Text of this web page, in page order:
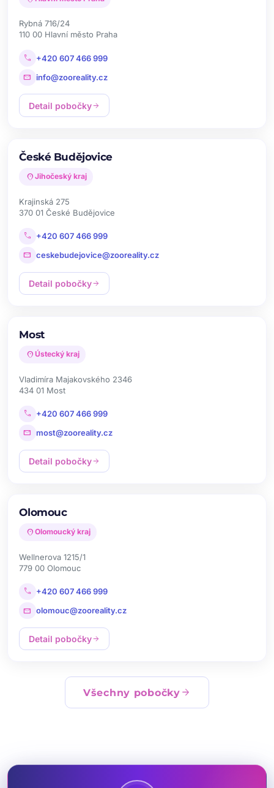
Rybná 716/24
110 00 Hlavní město Praha
call +420 607 466 999
mail info@zooreality.cz
Detail pobočkyarrow_forward
České Budějovice
location_on Jihočeský kraj
Krajinská 275
370 01 České Budějovice
call +420 607 466 999
mail ceskebudejovice@zooreality.cz
Detail pobočkyarrow_forward
Most
location_on Ústecký kraj
Vladimíra Majakovského 2346
434 01 Most
call +420 607 466 999
mail most@zooreality.cz
Detail pobočkyarrow_forward
Olomouc
location_on Olomoucký kraj
Wellnerova 1215/1
779 00 Olomouc
call +420 607 466 999
mail olomouc@zooreality.cz
Detail pobočkyarrow_forward
Všechny pobočky arrow_forward